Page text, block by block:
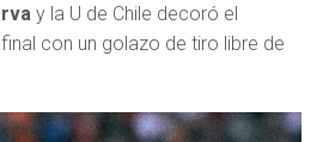
y la U de Chile decoró el
con un golazo de tiro libre de